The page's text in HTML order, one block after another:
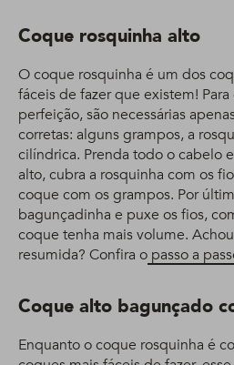
Coque rosquinha alto
O coque rosquinha é um dos
fáceis de fazer que existem!
perfeição, são necessárias
corretas: alguns grampos, a
cilíndrica. Prenda todo o cabelo
alto, cubra a rosquinha com os
coque com os grampos. Por
bagunçadinha e puxe os fios,
coque tenha mais volume.
resumida? Confira o passo a
Coque alto bagunçado
Enquanto o coque rosquinha é